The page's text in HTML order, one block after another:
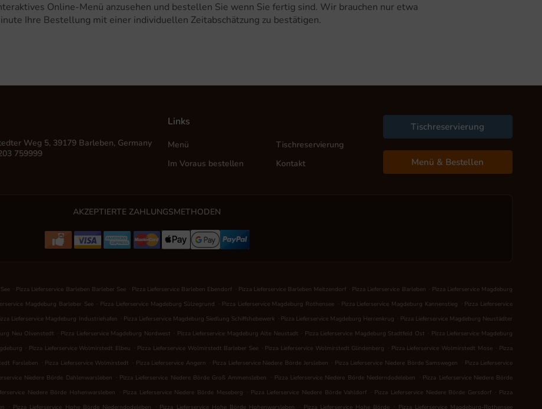
Online-Menü anzusehen und bestellen Sie wenn Sie fertig sind. Wir brauchen nur etwa
Ihre Bestellung mit einer individuellen Zeitabschätzung zu bestätigen.
Weg 5, 39179 Barleben, Germany
759999
Links
Menü
Tischreservierung
Im Voraus bestellen
Kontakt
Tischreservierung
Menü & Bestellen
AKZEPTIERTE ZAHLUNGSMETHODEN
. Pizza Lieferservice Barleben Barleber See . Pizza Lieferservice Barleben Ebendorf . Pizza Lieferservice Barleben Meitzendorf . Pizza Lieferservice Barleben . Pizza Lieferservice Magdeburg
Magdeburg Barleber See . Pizza Lieferservice Magdeburg Sülzegrund . Pizza Lieferservice Magdeburg Rothensee . Pizza Lieferservice Magdeburg Kannenstieg . Pizza Lieferservice
Lieferservice Magdeburg Industriehafen . Pizza Lieferservice Magdeburg Siedlung Schiffshebewerk . Pizza Lieferservice Magdeburg Herrenkrug . Pizza Lieferservice Magdeburg Neustädter
Neu Olvenstedt . Pizza Lieferservice Magdeburg Nordwest . Pizza Lieferservice Magdeburg Alte Neustadt . Pizza Lieferservice Magdeburg Stadtfeld Ost . Pizza Lieferservice Magdeburg
. Pizza Lieferservice Wolmirstedt Elbeu . Pizza Lieferservice Wolmirstedt Barleber See . Pizza Lieferservice Wolmirstedt Glindenberg . Pizza Lieferservice Wolmirstedt Mose . Pizza
Farsleben . Pizza Lieferservice Wolmirstedt . Pizza Lieferservice Angern . Pizza Lieferservice Niedere Börde Jersleben . Pizza Lieferservice Niedere Börde Samswegen . Pizza Lieferservice
Niedere Börde Dahlenwarsleben . Pizza Lieferservice Niedere Börde Groß Ammensleben . Pizza Lieferservice Niedere Börde Niederndodeleben . Pizza Lieferservice Niedere Börde
Niedere Börde Hohenwarsleben . Pizza Lieferservice Niedere Börde Meseberg . Pizza Lieferservice Niedere Börde Vahldorf . Pizza Lieferservice Niedere Börde Gersdorf . Pizza
. Pizza Lieferservice Hohe Börde Niederndodeleben . Pizza Lieferservice Hohe Börde Hohenwarsleben . Pizza Lieferservice Hohe Börde . Pizza Lieferservice Magdeburg-Rothensee